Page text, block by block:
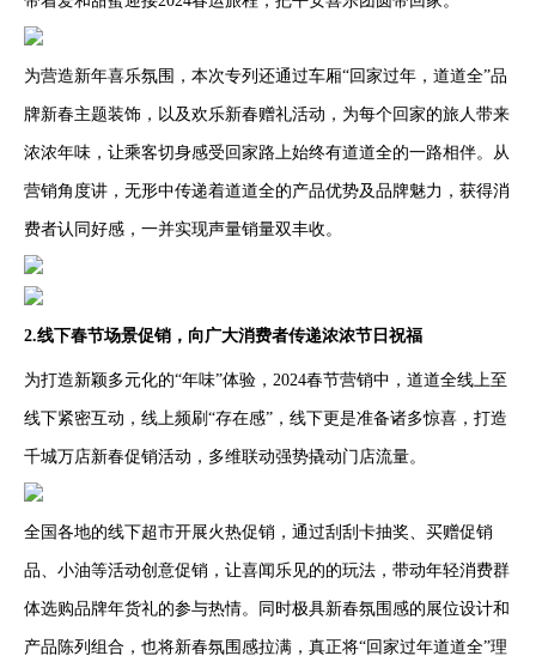
为营造新年喜乐氛围，本次专列还通过车厢“回家过年，道道全”品
牌新春主题装饰，以及欢乐新春赠礼活动，为每个回家的旅人带来
浓浓年味，让乘客切身感受回家路上始终有道道全的一路相伴。从
营销角度讲，无形中传递着道道全的产品优势及品牌魅力，获得消
费者认同好感，一并实现声量销量双丰收。
2.线下春节场景促销，向广大消费者传递浓浓节日祝福
为打造新颖多元化的“年味”体验，2024春节营销中，道道全线上至
线下紧密互动，线上频刷“存在感”，线下更是准备诸多惊喜，打造
千城万店新春促销活动，多维联动强势撬动门店流量。
全国各地的线下超市开展火热促销，通过刮刮卡抽奖、买赠促销
品、小油等活动创意促销，让喜闻乐见的的玩法，带动年轻消费群
体选购品牌年货礼的参与热情。同时极具新春氛围感的展位设计和
产品陈列组合，也将新春氛围感拉满，真正将“回家过年道道全”理